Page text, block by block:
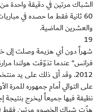
الشباك مرتين في دقيقة واحدة
60 ثانية فقط ما حصده في
والعشرين الماضية.
19
شهراً دون أي هزيمة وصلت إلى
فرانس" عندما تذوّقت هولندا
2012. وقد أتى ذلك على يد